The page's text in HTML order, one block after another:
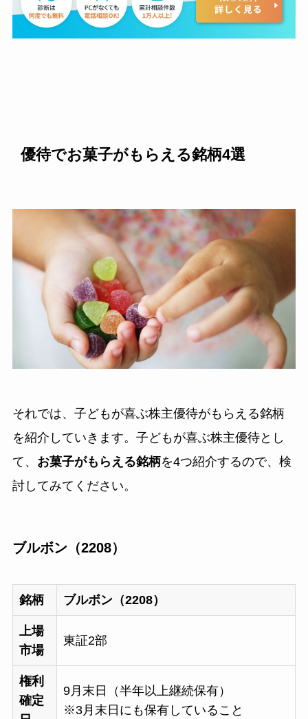
優待でお菓子がもらえる銘柄4選
それでは、子どもが喜ぶ株主優待がもらえる銘柄
を紹介していきます。子どもが喜ぶ株主優待とし
て、 お菓子がもらえる銘柄を4つ紹介するので、検
討してみてください。
ブルボン（2208）
銘柄 ブルボン（2208）
上場
市場
東証2部
権利
確定
9月末日（半年以上継続保有）
※3月末日にも保有していること